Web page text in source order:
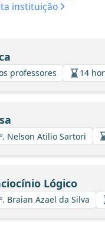
instituição
professores 14
Nelson Atilio Sartori
Lógico
Braian Azael da Silva